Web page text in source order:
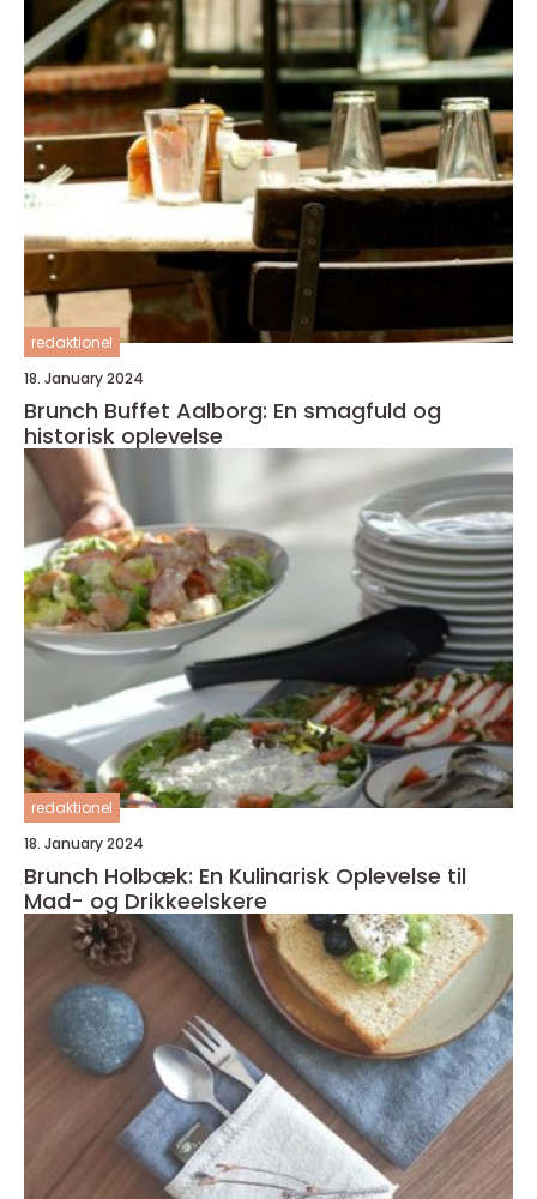
redaktionel
18. January 2024
Brunch Buffet Aalborg: En smagfuld og
historisk oplevelse
redaktionel
18. January 2024
Brunch Holbæk: En Kulinarisk Oplevelse til
Mad- og Drikkeelskere